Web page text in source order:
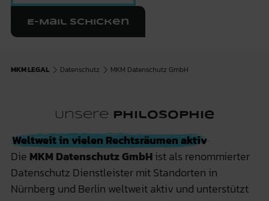
E-Mail schicken
MKM LEGAL Datenschutz MKM Datenschutz GmbH
Unsere Philosophie
Weltweit in vielen Rechtsräumen aktiv
Die MKM Datenschutz GmbHist als renommierter
Datenschutz Dienstleister mit Standorten in
Nürnberg und Berlin weltweit aktiv und unterstützt